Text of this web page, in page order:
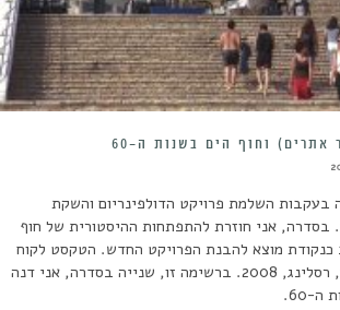
אתרים) וחוף הים בשנות ה-60
בעקבות השלמת פרויקט הדולפינריום והשקת
בסדרה, אני חוזרת להתפתחות ההיסטורית של חוף
מוצא להבנת הפרויקט החדש. הטקסט לקוח
מתוך הספר רגעי תיקון, רסלינג, 2008. ברשימה זו, שנייה בסדרה, אני דנה
60.